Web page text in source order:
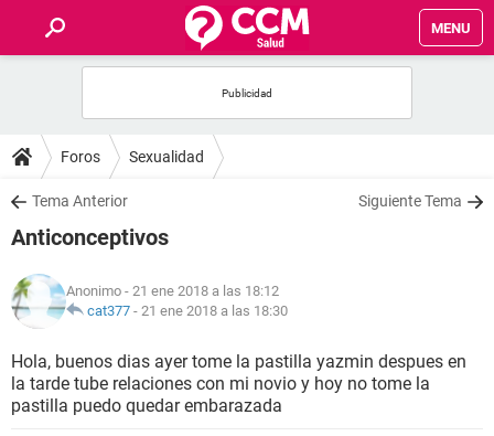
MENU
FOROS
SALUD
NUTRICIÓN
BIENESTAR
Foros Sexualidad
Tema Anterior Siguiente Tema
Anticonceptivos
Anonimo - 21 ene 2018 a las 18:12
cat377 - 21 ene 2018 a las 18:30
Hola, buenos dias ayer tome la pastilla yazmin despues en
la tarde tube relaciones con mi novio y hoy no tome la
pastilla puedo quedar embarazada